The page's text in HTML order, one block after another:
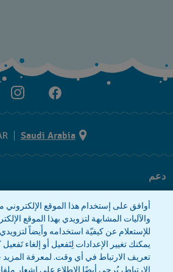
Saudi Arabia
AR
دعم
معلومات الشركة
صحافة
وظائف
أوافق على إستخدام هذا الموقع الإلكتروني
والآليات المشابهة لتزويدي بهذا الموقع
للإستعلام عن كيفيّة استخدامه وأَيضاً
يمكنك تغيير الإعدادات لِتَفعيل أو إلغاء
تعريف الارتباط في أي وقت. لمعرفة
الارتباط، يُرجى أيضًا الاطلاع على إشعار